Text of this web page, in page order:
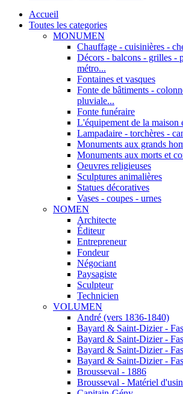
Accueil
Toutes les categories
MONUMEN
Chauffage - cuisinières -
Décors - balcons - grilles -
métro...
Fontaines et vasques
Fonte de bâtiments -
pluviale...
Fonte funéraire
L'équipement de la maison
Lampadaire - torchères -
Monuments aux grands
Monuments aux morts et
Oeuvres religieuses
Sculptures animalières
Statues décoratives
Vases - coupes - urnes
NOMEN
Architecte
Éditeur
Entrepreneur
Fondeur
Négociant
Paysagiste
Sculpteur
Technicien
VOLUMEN
André (vers 1836-1840)
Bayard & Saint-Dizier -
Bayard & Saint-Dizier -
Bayard & Saint-Dizier -
Bayard & Saint-Dizier -
Brousseval - 1886
Brousseval - Matériel